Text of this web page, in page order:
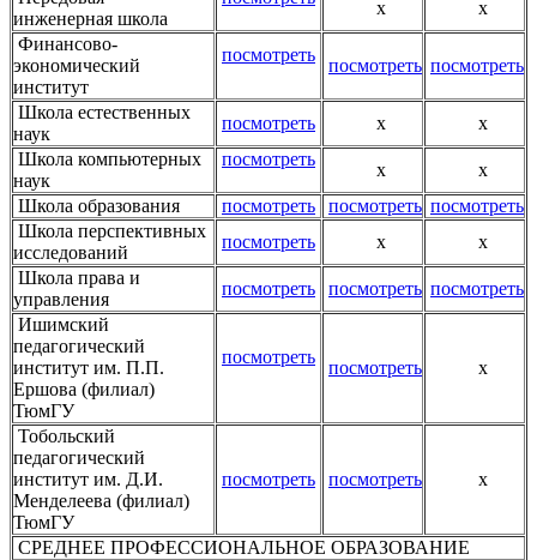
инженерная школа
х
х
Финансово-
экономический
институт
посмотреть
посмотреть посмотреть
Школа естественных
наук
посмотреть х
х
Школа компьютерных
наук
посмотреть
х
х
Школа образования
посмотреть посмотреть посмотреть
Школа перспективных
исследований
посмотреть х
х
Школа права и
управления
посмотреть посмотреть посмотреть
Ишимский
педагогический
институт им. П.П.
Ершова (филиал)
ТюмГУ
посмотреть
посмотреть х
Тобольский
педагогический
институт им. Д.И.
Менделеева (филиал)
ТюмГУ
посмотреть посмотреть x
СРЕДНЕЕ ПРОФЕССИОНАЛЬНОЕ ОБРАЗОВАНИЕ